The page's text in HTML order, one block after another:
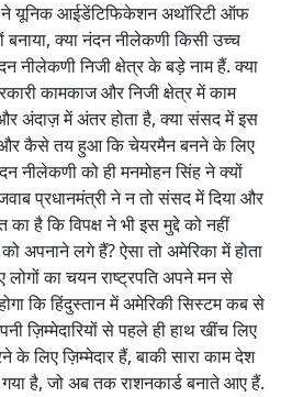
ने यूनिक आईडेंटिफिकेशन अथॉरिटी ऑफ
बनाया, क्या नंदन नीलेकणी किसी उच्च
नीलेकणी निजी क्षेत्र के बड़े नाम हैं. क्या
कामकाज और निजी क्षेत्र में काम
अंदाज़ में अंतर होता है, क्या संसद में इस
और कैसे तय हुआ कि चेयरमैन बनने के लिए
नीलेकणी को ही मनमोहन सिंह ने क्यों
प्रधानमंत्री ने न तो संसद में दिया और
है कि विपक्ष ने भी इस मुद्दे को नहीं
अपनाने लगे हैं? ऐसा तो अमेरिका में होता
का चयन राष्ट्रपति अपने मन से
कि हिंदुस्तान में अमेरिकी सिस्टम कब से
ज़िम्मेदारियों से पहले ही हाथ खींच लिए
के लिए ज़िम्मेदार हैं, बाकी सारा काम देश
है, जो अब तक राशनकार्ड बनाते आए हैं.